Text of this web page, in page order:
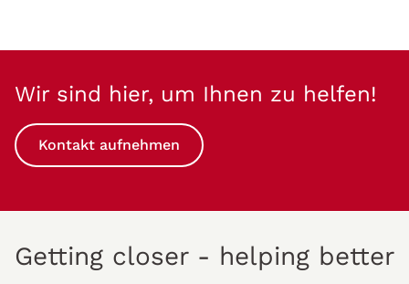
Wir sind hier, um Ihnen zu helfen!
Kontakt aufnehmen
Getting closer - helping better